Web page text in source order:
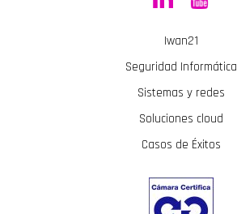
Iwan21
Seguridad Informática
Sistemas y redes
Soluciones cloud
Casos de Éxitos